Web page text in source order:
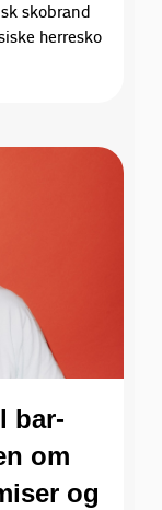
skobrand
herresko
bar-
om
og